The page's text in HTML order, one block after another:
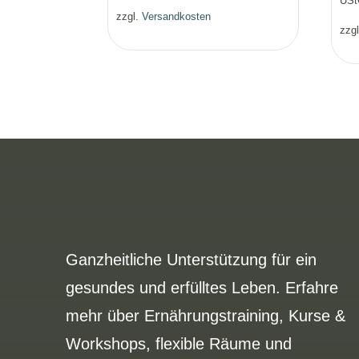
zzgl.Versandkosten
Ganzheitliche Unterstützung für ein
gesundes und erfülltes Leben. Erfahre
mehr über Ernährungstraining, Kurse &
Workshops, flexible Räume und